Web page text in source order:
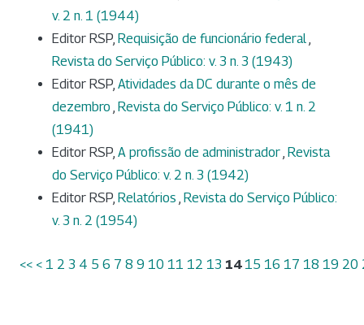
v. 2 n. 1 (1944)
Editor RSP, Requisição de funcionário federal,
Revista do Serviço Público: v. 3 n. 3 (1943)
Editor RSP, Atividades da DC durante o mês de
dezembro , Revista do Serviço Público: v. 1 n. 2
(1941)
Editor RSP, A profissão de administrador, Revista
do Serviço Público: v. 2 n. 3 (1942)
Editor RSP, Relatórios , Revista do Serviço Público:
v. 3 n. 2 (1954)
<< < 1 2 3 4 5 6 7 8 9 10 11 12 13 14 15 16 17 18 19 20